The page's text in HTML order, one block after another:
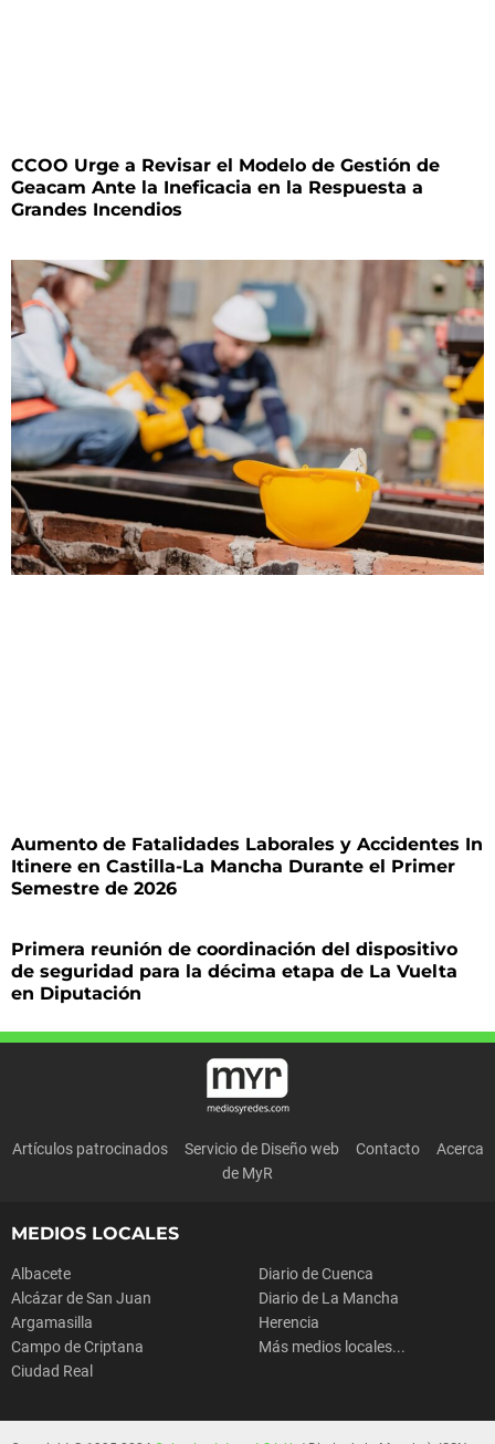
CCOO Urge a Revisar el Modelo de Gestión de
Geacam Ante la Ineficacia en la Respuesta a
Grandes Incendios
Aumento de Fatalidades Laborales y Accidentes In
Itinere en Castilla-La Mancha Durante el Primer
Semestre de 2026
Primera reunión de coordinación del dispositivo
de seguridad para la décima etapa de La Vuelta
en Diputación
Artículos patrocinados Servicio de Diseño web Contacto
Acerca
de MyR
MEDIOS LOCALES
Albacete
Alcázar de San Juan
Argamasilla
Campo de Criptana
Ciudad Real
Diario de Cuenca
Diario de La Mancha
Herencia
Más medios locales...